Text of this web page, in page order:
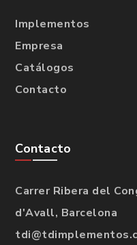
Implementos
Empresa
Catálogos
Contacto
Contacto
Carrer Ribera del
d'Avall, Barcelona